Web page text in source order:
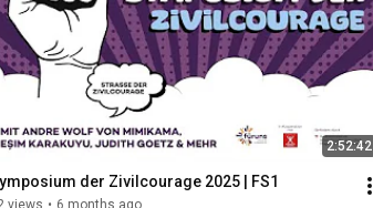
Veranstaltung zu
und Extremismus ins
2:52:42
der Zivilcourage 2025 | FS1